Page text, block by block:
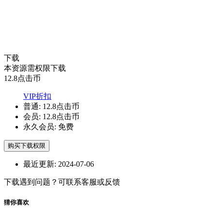
下载
本资源需权限下载
12.8点击币
VIP折扣
普通: 12.8点击币
会员: 12.8点击币
永久会员: 免费
购买下载权限
最近更新: 2024-07-06
下载遇到问题？可联系客服或反馈
猜你喜欢